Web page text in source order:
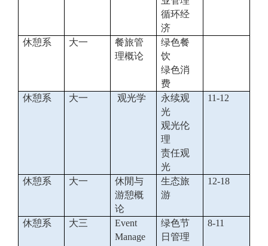
循环经
济
休憩系 大一
餐旅管
理概论
绿色餐
饮
绿色消
费
休憩系
大一 观光学
永续观
光
观光伦
理
责任观
光
11-12
休憩系 大一
休閒与
游憩概
论
生态旅
游
12-18
休憩系 大三
Event
Manage
绿色节
日管理
8-11